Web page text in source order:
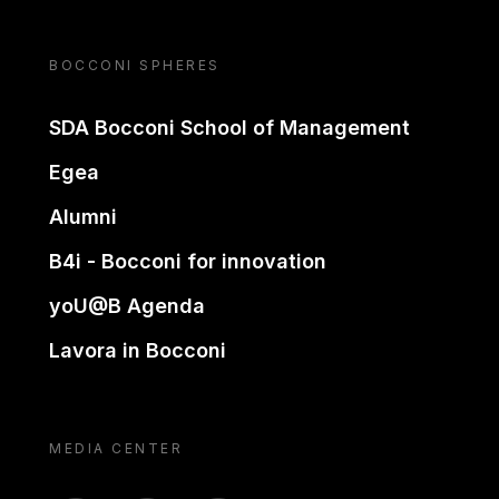
BOCCONI SPHERES
SDA Bocconi School of Management
Egea
Alumni
B4i - Bocconi for innovation
yoU@B Agenda
Lavora in Bocconi
MEDIA CENTER